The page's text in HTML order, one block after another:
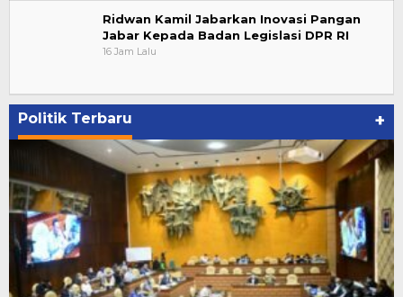
Ridwan Kamil Jabarkan Inovasi Pangan
Jabar Kepada Badan Legislasi DPR RI
16 Jam Lalu
Politik Terbaru +